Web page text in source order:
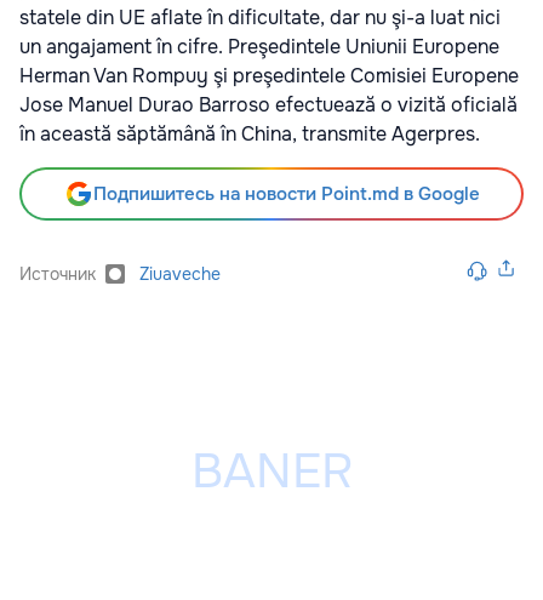
statele din UE aflate în dificultate, dar nu şi-a luat nici
un angajament în cifre. Preşedintele Uniunii Europene
Herman Van Rompuy şi preşedintele Comisiei Europene
Jose Manuel Durao Barroso efectuează o vizită oficială
în această săptămână în China, transmite Agerpres.
Подпишитесь на новости Point.md в Google
Источник Ziuaveche